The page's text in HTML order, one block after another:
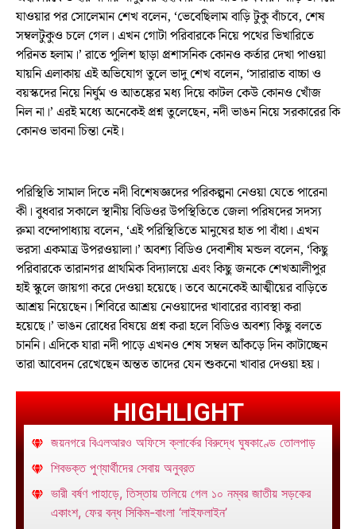
যাওয়ার পর সোলেমান শেখ বলেন, ‘ভেবেছিলাম বাড়ি টুকু বাঁচবে, শেষ
সম্বলটুকুও চলে গেল। এখন গোটা পরিবারকে নিয়ে পথের ভিখারিতে
পরিনত হলাম।’ রাতে পুলিশ ছাড়া প্রশাসনিক কোনও কর্তার দেখা পাওয়া
যায়নি এলাকায় এই অভিযোগ তুলে ভাদু শেখ বলেন, ‘সারারাত বাচ্চা ও
বয়স্কদের নিয়ে নির্ঘুম ও আতঙ্কের মধ্য দিয়ে কাটল কেউ কোনও খোঁজ
নিল না।’ এরই মধ্যে অনেকেই প্রশ্ন তুলেছেন, নদী ভাঙন নিয়ে সরকারের কি
কোনও ভাবনা চিন্তা নেই।
পরিস্থিতি সামাল দিতে নদী বিশেষজ্ঞদের পরিকল্পনা নেওয়া যেতে পারেনা
কী। বুধবার সকালে স্থানীয় বিডিওর উপস্থিতিতে জেলা পরিষদের সদস্য
রুমা বন্দোপাধ্যায় বলেন, ‘এই পরিস্থিতিতে মানুষের হাত পা বাঁধা। এখন
ভরসা একমাত্র উপরওয়ালা।’ অবশ্য বিডিও দেবাশীষ মন্ডল বলেন, ‘কিছু
পরিবারকে তারানগর প্রাথমিক বিদ্যালয়ে এবং কিছু জনকে শেখআলীপুর
হাই স্কুলে জায়গা করে দেওয়া হয়েছে। তবে অনেকেই আত্মীয়ের বাড়িতে
আশ্রয় নিয়েছেন। শিবিরে আশ্রয় নেওয়াদের খাবারের ব্যাবস্থা করা
হয়েছে।’ ভাঙন রোধের বিষয়ে প্রশ্ন করা হলে বিডিও অবশ্য কিছু বলতে
চাননি। এদিকে যারা নদী পাড়ে এখনও শেষ সম্বল আঁকড়ে দিন কাটাচ্ছেন
তারা আবেদন রেখেছেন অন্তত তাদের যেন শুকনো খাবার দেওয়া হয়।
HIGHLIGHT
জয়নগরে বিএলআরও অফিসে ক্লার্কের বিরুদ্ধে ঘুষকাণ্ডে তোলপাড়
শিবভক্ত পুণ্যার্থীদের সেবায় অনুব্রত
ভারী বর্ষণ পাহাড়ে, তিস্তায় তলিয়ে গেল ১০ নম্বর জাতীয় সড়কের
একাংশ, ফের বন্ধ সিকিম-বাংলা ‘লাইফলাইন’